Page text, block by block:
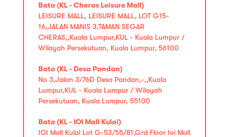
Bata (KL - Cheras Leisure Mall)
LEISURE MALL, LEISURE MALL, LOT G15-
16,JALAN MANIS 3,TAMAN SEGAR
CHERAS,,Kuala Lumpur,KUL - Kuala Lumpur /
Wilayah Persekutuan, Kuala Lumpur, 56100
Bata (KL - Desa Pandan)
No 3,Jalan 3/76D Desa Pandan,-,,Kuala
Lumpur,KUL - Kuala Lumpur / Wilayah
Persekutuan, Kuala Lumpur, 55100
Bata (KL - IOI Mall Kulai)
IOI Mall Kulai Lot G-53/55/81,Grd Floor Ioi Mall